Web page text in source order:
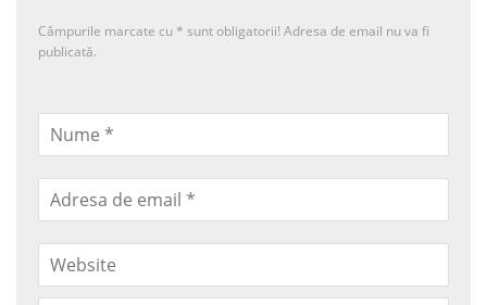
Câmpurile marcate cu * sunt obligatorii! Adresa de email nu va fi
publicată.